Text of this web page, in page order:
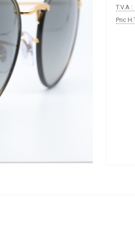
T.V.A :
Pric